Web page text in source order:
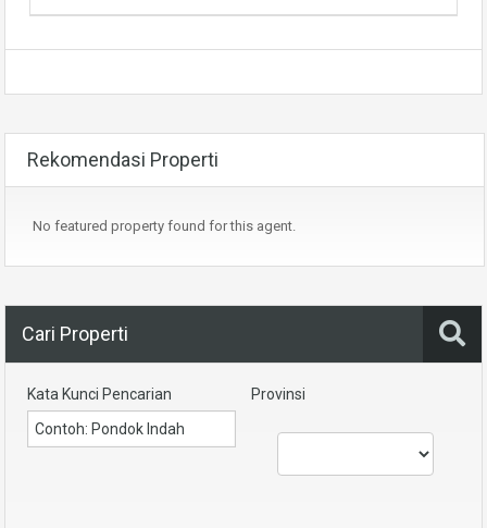
Rekomendasi Properti
No featured property found for this agent.
Cari Properti
Kata Kunci Pencarian Provinsi